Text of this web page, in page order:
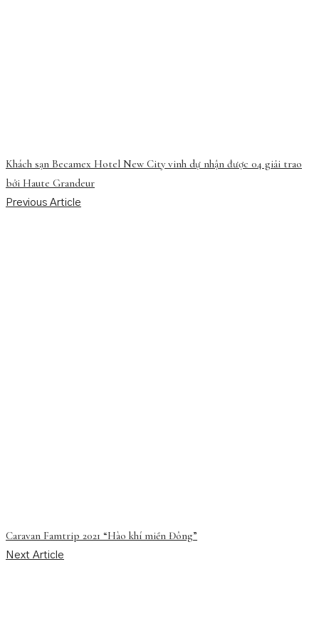
Khách sạn Becamex Hotel New City vinh dự nhận được 04 giải trao
bởi Haute Grandeur
Previous Article
Caravan Famtrip 2021 “Hào khí miền Đông”
Next Article